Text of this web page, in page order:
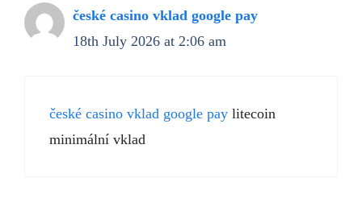
české casino vklad google pay
18th July 2026 at 2:06 am
české casino vklad google pay litecoin
minimální vklad